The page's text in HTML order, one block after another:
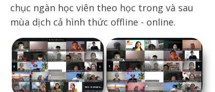
chục ngàn học viên theo học trong và sau
mùa dịch cả hình thức offline - online.